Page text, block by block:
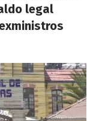
legal